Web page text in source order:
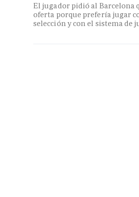
El jugador pidió al Barcelona
oferta porque prefería jugar
selección y con el sistema de